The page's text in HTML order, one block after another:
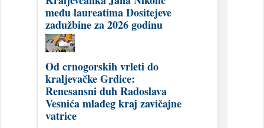
među laureatima Dositejeve
zadužbine za 2026 godinu
Od crnogorskih vrleti do
kraljevačke Grdice:
Renesansni duh Radoslava
Vesnića mlađeg kraj zavičajne
vatrice